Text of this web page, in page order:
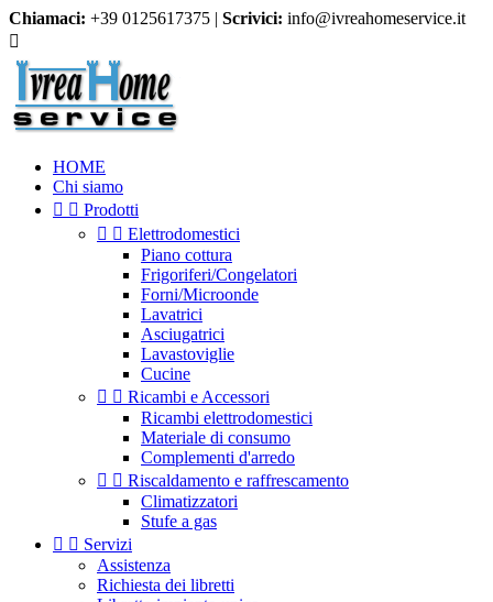
Chiamaci: +39 0125617375 | Scrivici: info@ivreahomeservice.it

HOME
Chi siamo
  Prodotti
  Elettrodomestici
Piano cottura
Frigoriferi/Congelatori
Forni/Microonde
Lavatrici
Asciugatrici
Lavastoviglie
Cucine
  Ricambi e Accessori
Ricambi elettrodomestici
Materiale di consumo
Complementi d'arredo
  Riscaldamento e raffrescamento
Climatizzatori
Stufe a gas
  Servizi
Assistenza
Richiesta dei libretti